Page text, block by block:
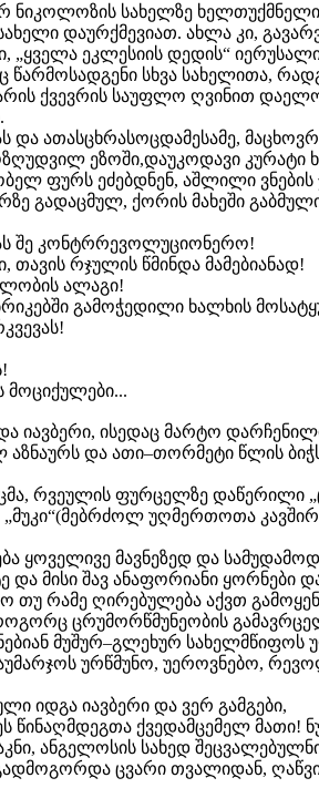
სახელზე ხელთუქმნელი
დაურქმევიათ. ახლა კი,
„ყველა ეკლესიის დედის“
სხვა სახელითა,
ქვევრის საუფლო ღვინით
და ათასცხრასოცდამესამე,
ეზოში,დაუკოდავი კურატი
ფურს ეძებდნენ, აშლილი
გადაცმულ, ქორის მახეში
შე კონტრრევოლუციონერო!
რჯულის წმინდა მამებიანად!
ალაგი!
გამოჭედილი ხალხის
მოციქულები...
ისედაც მარტო
და ათი–თორმეტი წლის
რვეულის ფურცელზე დაწერილი
„მუკი“(მებრძოლ უღმერთოთა
ყოველივე მავნეზედ და
და მისი შავ ანაფორიანი ყორნები
თუ რამე ღირებულება აქვთ
ცრუმორწმუნეობის
მუშურ–გლეხურ სახელმწიფოს
ურწმუნო, უეროვნებო,
იდგა იავბერი და ვერ გამგები,
ქვედამცემელ მათი!
ანგელოსის სახედ
ცვარი თვალიდან,